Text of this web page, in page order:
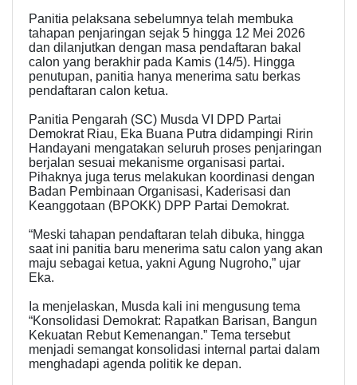
Panitia pelaksana sebelumnya telah membuka
tahapan penjaringan sejak 5 hingga 12 Mei 2026
dan dilanjutkan dengan masa pendaftaran bakal
calon yang berakhir pada Kamis (14/5). Hingga
penutupan, panitia hanya menerima satu berkas
pendaftaran calon ketua.
Panitia Pengarah (SC) Musda VI DPD Partai
Demokrat Riau, Eka Buana Putra didampingi Ririn
Handayani mengatakan seluruh proses penjaringan
berjalan sesuai mekanisme organisasi partai.
Pihaknya juga terus melakukan koordinasi dengan
Badan Pembinaan Organisasi, Kaderisasi dan
Keanggotaan (BPOKK) DPP Partai Demokrat.
“Meski tahapan pendaftaran telah dibuka, hingga
saat ini panitia baru menerima satu calon yang akan
maju sebagai ketua, yakni Agung Nugroho,” ujar
Eka.
Ia menjelaskan, Musda kali ini mengusung tema
“Konsolidasi Demokrat: Rapatkan Barisan, Bangun
Kekuatan Rebut Kemenangan.” Tema tersebut
menjadi semangat konsolidasi internal partai dalam
menghadapi agenda politik ke depan.